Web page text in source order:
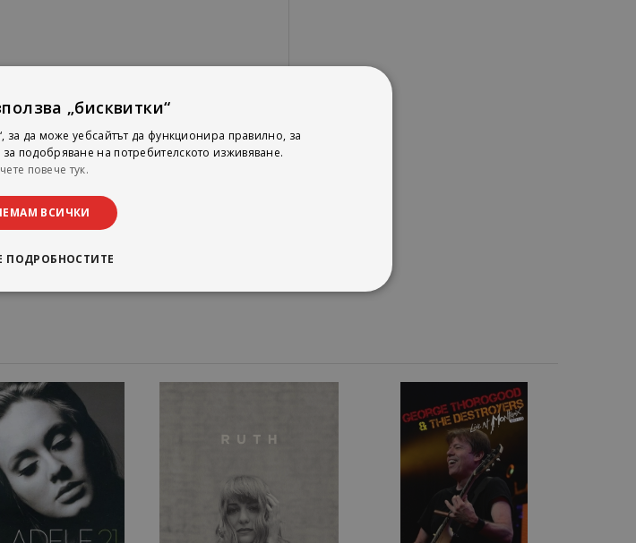
„бисквитки“
за да може уебсайтът да функционира правилно, за
подобряване на потребителското изживяване.
повече тук.
ВСИЧКИ
ПОДРОБНОСТИТЕ